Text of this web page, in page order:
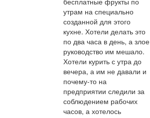
утрам на специально
созданной для этого
кухне. Хотели делать это
по два часа в день, а злое
руководство им мешало.
Хотели курить с утра до
вечера, а им не давали и
почему-то на
предприятии следили за
соблюдением рабочих
часов, а хотелось